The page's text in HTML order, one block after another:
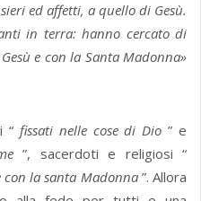
ed affetti, a quello di Gesù.
in terra: hanno cercato di
e con la Santa Madonna»
“ fissati nelle cose di Dio” e
”, sacerdoti e religiosi “
la santa Madonna ”. Allora